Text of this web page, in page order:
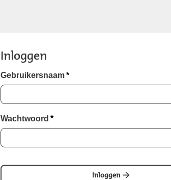
Inloggen
Gebruikersnaam *
Wachtwoord *
Inloggen